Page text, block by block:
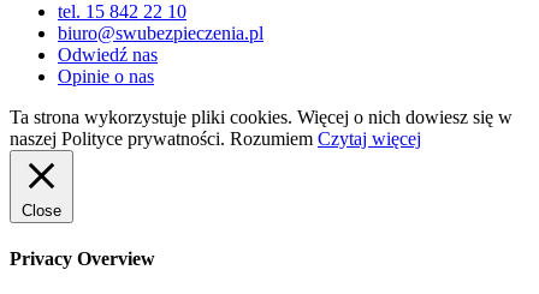
tel. 15 842 22 10
biuro@swubezpieczenia.pl
Odwiedź nas
Opinie o nas
Ta strona wykorzystuje pliki cookies. Więcej o nich dowiesz się w
naszej Polityce prywatności. Rozumiem Czytaj więcej
Close
Privacy Overview